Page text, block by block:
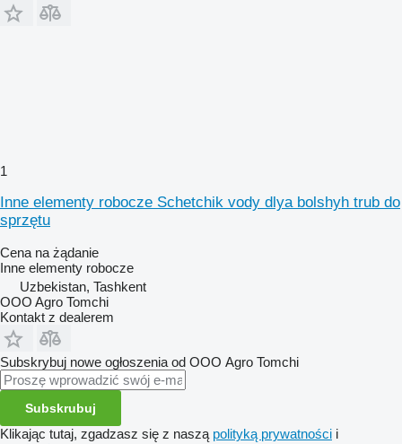
1
Inne elementy robocze Schetchik vody dlya bolshyh trub do
sprzętu
Cena na żądanie
Inne elementy robocze
Uzbekistan, Tashkent
OOO Agro Tomchi
Kontakt z dealerem
Subskrybuj nowe ogłoszenia od ООО Agro Tomchi
Subskrubuj
Klikając tutaj, zgadzasz się z naszą polityką prywatności i